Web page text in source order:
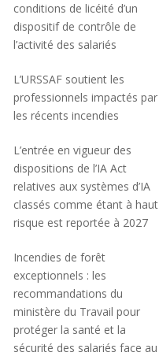
conditions de licéité d’un
dispositif de contrôle de
l’activité des salariés
L’URSSAF soutient les
professionnels impactés par
les récents incendies
L’entrée en vigueur des
dispositions de l’IA Act
relatives aux systèmes d’IA
classés comme étant à haut
risque est reportée à 2027
Incendies de forêt
exceptionnels : les
recommandations du
ministère du Travail pour
protéger la santé et la
sécurité des salariés face au